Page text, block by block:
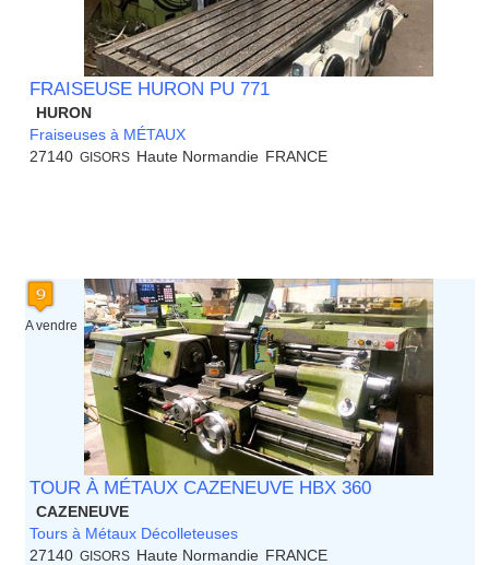
FRAISEUSE HURON PU 771
HURON
Fraiseuses à MÉTAUX
27140 GISORS Haute Normandie FRANCE
A vendre
TOUR À MÉTAUX CAZENEUVE HBX 360
CAZENEUVE
Tours à Métaux Décolleteuses
27140 GISORS Haute Normandie FRANCE